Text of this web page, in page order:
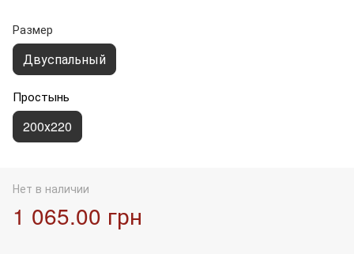
Размер
Двуспальный
Простынь
200х220
Нет в наличии
1 065.00 грн